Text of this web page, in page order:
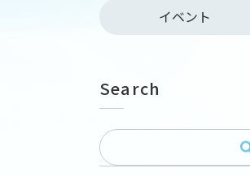
イベント
Search